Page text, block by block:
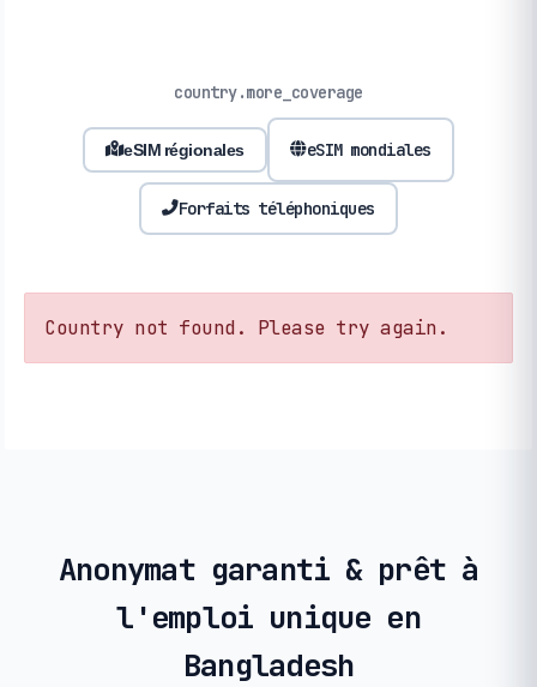
country.more_coverage
eSIM régionales eSIM mondiales
Forfaits téléphoniques
Country not found. Please try again.
Anonymat garanti & prêt à
l'emploi unique en
Bangladesh